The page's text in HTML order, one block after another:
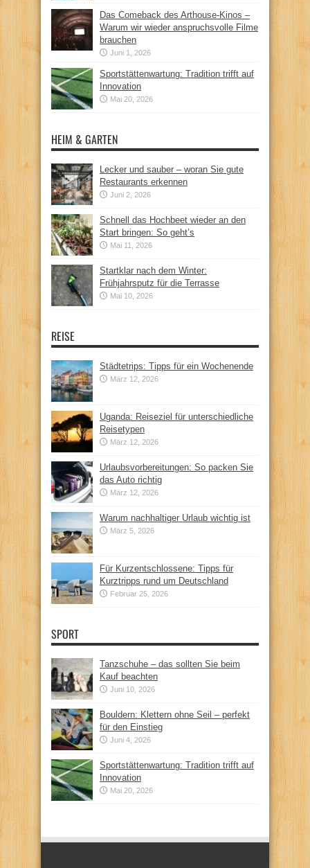
Das Comeback des Arthouse-Kinos –
Warum wir wieder anspruchsvolle Filme
brauchen
Juni 1, 2026
Sportstättenwartung: Tradition trifft auf
Innovation
Mai 20, 2026
HEIM & GARTEN
Lecker und sauber – woran Sie gute
Restaurants erkennen
Juni 2, 2026
Schnell das Hochbeet wieder an den
Start bringen: So geht’s
Mai 11, 2026
Startklar nach dem Winter:
Frühjahrsputz für die Terrasse
Mai 10, 2026
REISE
Städtetrips: Tipps für ein Wochenende
März 12, 2026
Uganda: Reiseziel für unterschiedliche
Reisetypen
März 12, 2026
Urlaubsvorbereitungen: So packen Sie
das Auto richtig
März 12, 2026
Warum nachhaltiger Urlaub wichtig ist
März 5, 2026
Für Kurzentschlossene: Tipps für
Kurztripps rund um Deutschland
Februar 25, 2026
SPORT
Tanzschuhe – das sollten Sie beim
Kauf beachten
Juni 10, 2026
Bouldern: Klettern ohne Seil – perfekt
für den Einstieg
Juni 4, 2026
Sportstättenwartung: Tradition trifft auf
Innovation
Mai 20, 2026